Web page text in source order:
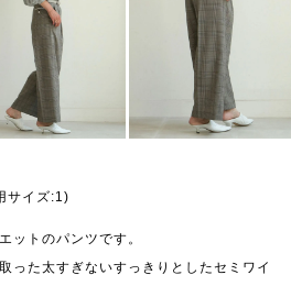
サイズ:1)
ットのパンツです。
った太すぎないすっきりとしたセミワイ